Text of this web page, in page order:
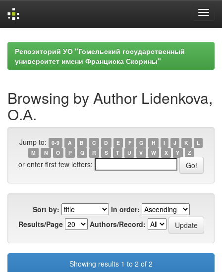
navigationРепозиторий УО "Гомельский государственный
университет имени Франциска Скорины"
Browsing by Author Lidenkova,
О.А.
Jump to: 0-9 A B C D E F G H I J K
L
M
N O P Q R S T U V W X Y Z
or enter first few letters:
Sort by:
In order:
Results/Page
Authors/Record:
Showing results 1 to 2 of 2